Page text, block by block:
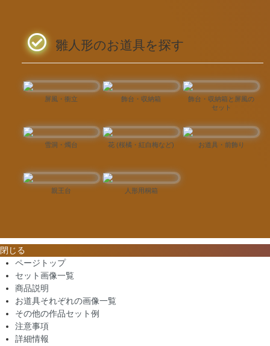
雛人形のお道具を探す
屏風・衝立 飾台・収納箱
飾台・収納箱と屏風の
セット
雪洞・燭台 花 (桜橘・紅白梅など) お道具・前飾り
親王台 人形用桐箱
閉じる
ページトップ
セット画像一覧
商品説明
お道具それぞれの画像一覧
その他の作品セット例
注意事項
詳細情報